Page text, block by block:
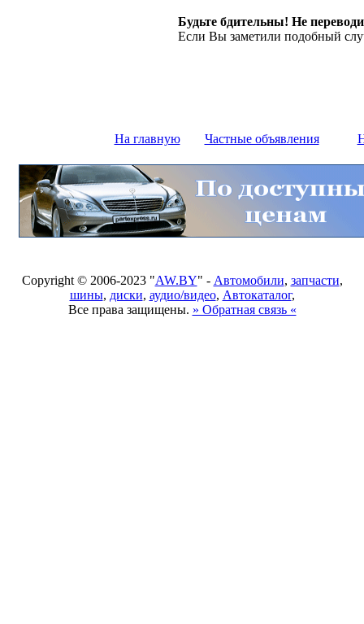
Будьте бдительны! Не
Если Вы заметили подобный
На главную Частные объявления
Copyright © 2006-2023 "AW.BY" - Автомобили, запчасти,
шины, диски, аудио/видео, Автокаталог,
Все права защищены. » Обратная связь «